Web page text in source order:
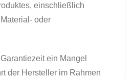
einschließlich
oder
ein Mangel
der Hersteller im Rahmen